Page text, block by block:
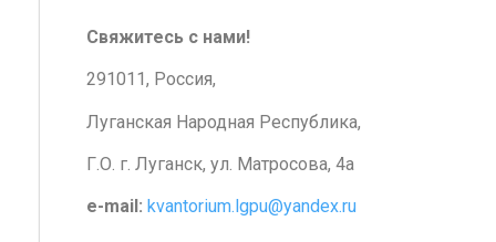
Свяжитесь с нами!
291011, Россия,
Луганская Народная Республика,
Г.О. г. Луганск, ул. Матросова, 4а
e-mail: kvantorium.lgpu@yandex.ru